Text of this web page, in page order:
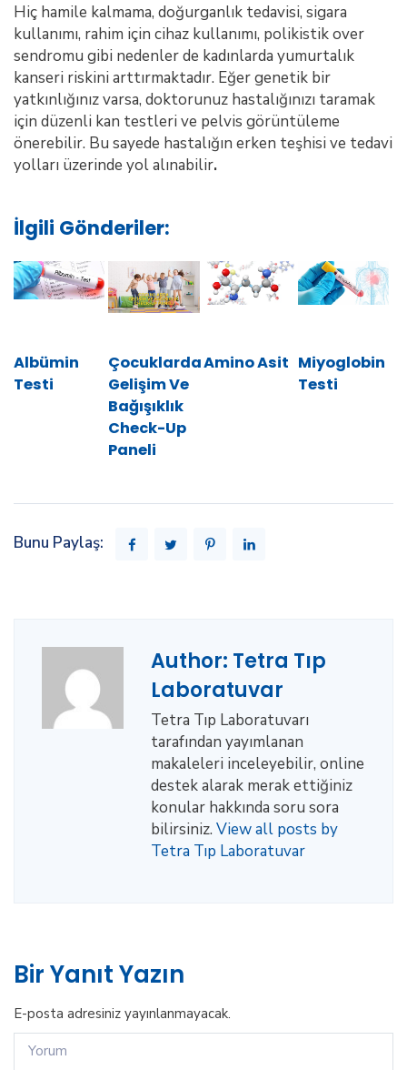
Hiç hamile kalmama, doğurganlık tedavisi, sigara
kullanımı, rahim için cihaz kullanımı, polikistik over
sendromu gibi nedenler de kadınlarda yumurtalık
kanseri riskini arttırmaktadır. Eğer genetik bir
yatkınlığınız varsa, doktorunuz hastalığınızı taramak
için düzenli kan testleri ve pelvis görüntüleme
önerebilir. Bu sayede hastalığın erken teşhisi ve tedavi
yolları üzerinde yol alınabilir.
İlgili Gönderiler:
Albümin
Testi
Çocuklarda
Gelişim Ve
Bağışıklık
Check-Up
Paneli
Amino Asit Miyoglobin
Testi
Bunu Paylaş:
Author: Tetra Tıp
Laboratuvar
Tetra Tıp Laboratuvarı
tarafından yayımlanan
makaleleri inceleyebilir, online
destek alarak merak ettiğiniz
konular hakkında soru sora
bilirsiniz. View all posts by
Tetra Tıp Laboratuvar
Bir Yanıt Yazın
E-posta adresiniz yayınlanmayacak.